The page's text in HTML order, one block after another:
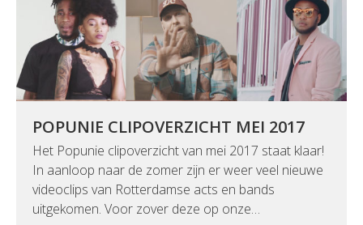
POPUNIE CLIPOVERZICHT MEI 2017
Het Popunie clipoverzicht van mei 2017 staat klaar!
In aanloop naar de zomer zijn er weer veel nieuwe
videoclips van Rotterdamse acts en bands
uitgekomen. Voor zover deze op onze…